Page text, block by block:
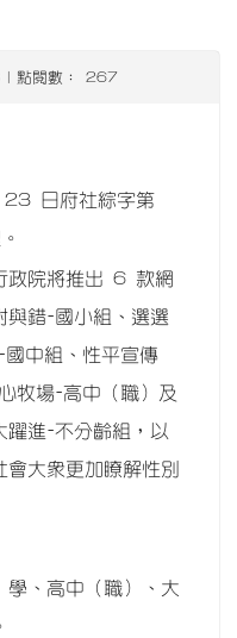
點閱數： 267
日府社綜字第
政院將推出 6 款網
與錯-國小組、選選
中組、性平宣傳
牧場-高中（職）及
進-不分齡組，以
大眾更加瞭解性別
學、高中（職）、大